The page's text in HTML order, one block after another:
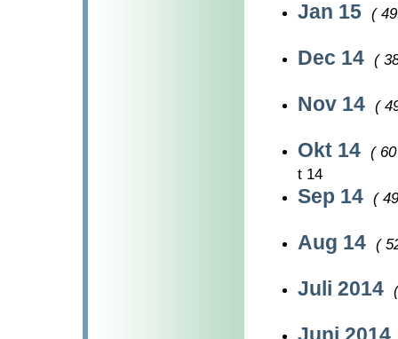
Jan 15 (
Dec 14 (
Nov 14 (
Okt 14 (
t 14
Sep 14 (
Aug 14 (
Juli 2014